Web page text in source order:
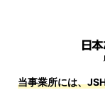
当事業所には、